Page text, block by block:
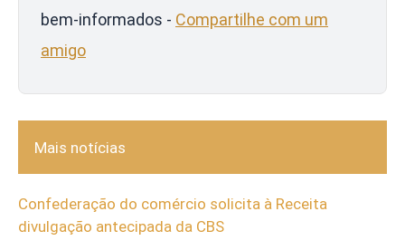
bem-informados - Compartilhe com um
amigo
Mais notícias
Confederação do comércio solicita à Receita
divulgação antecipada da CBS